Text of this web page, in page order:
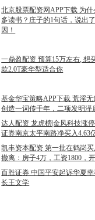
北京股票配资网APP下载 为
多读书？庄子的1句话，说出
因！
一鼎盈配资 预算15万左右, 想
款2.0T豪华型适合你
基金华宝策略APP下载 荒淫
创造一词传千年，二项发明泽
达人配资 龙虎榜|金风科技涨
证券南京太平南路净买入4.63
凯丰资本配资 第一批在鹤岗
撤离：房子4万，工资1800，
百胜证券 中国平安起诉华夏
长王文学